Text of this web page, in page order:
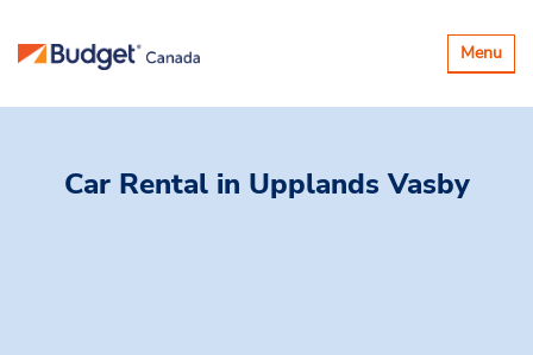
Basculer
la
Menu
Car Rental in Upplands Vasby